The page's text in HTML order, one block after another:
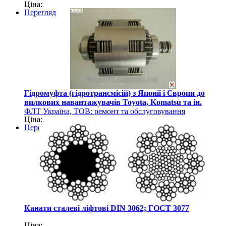
Ціна:
Перегляд
Гідромуфта (гідротрансмісій) з Японії і Європи до
вилкових навантажувачів Toyota, Komatsu та ін.
ФЛТ Україна, ТОВ: ремонт та обслуговування
навантажувально-розвантажувальної техніки
Ціна:
Перегляд
Канати сталеві ліфтові DIN 3062; ГОСТ 3077